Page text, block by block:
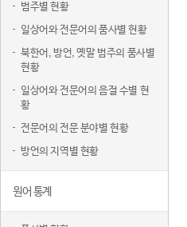
범주별 현황
일상어와 전문어의 품사별 현황
북한어, 방언, 옛말 범주의 품사별
현황
일상어와 전문어의 음절 수별 현
황
전문어의 전문 분야별 현황
방언의 지역별 현황
원어 통계